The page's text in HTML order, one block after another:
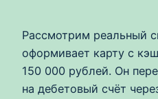
Рассмотрим реальный
оформивает карту с
150 000 рублей. Он
на дебетовый счёт